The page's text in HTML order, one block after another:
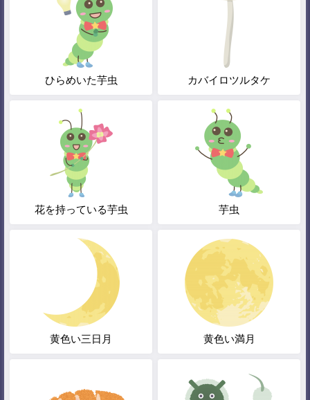
ひらめいた芋虫 カバイロツルタケ
花を持っている芋虫 芋虫
黄色い三日月 黄色い満月